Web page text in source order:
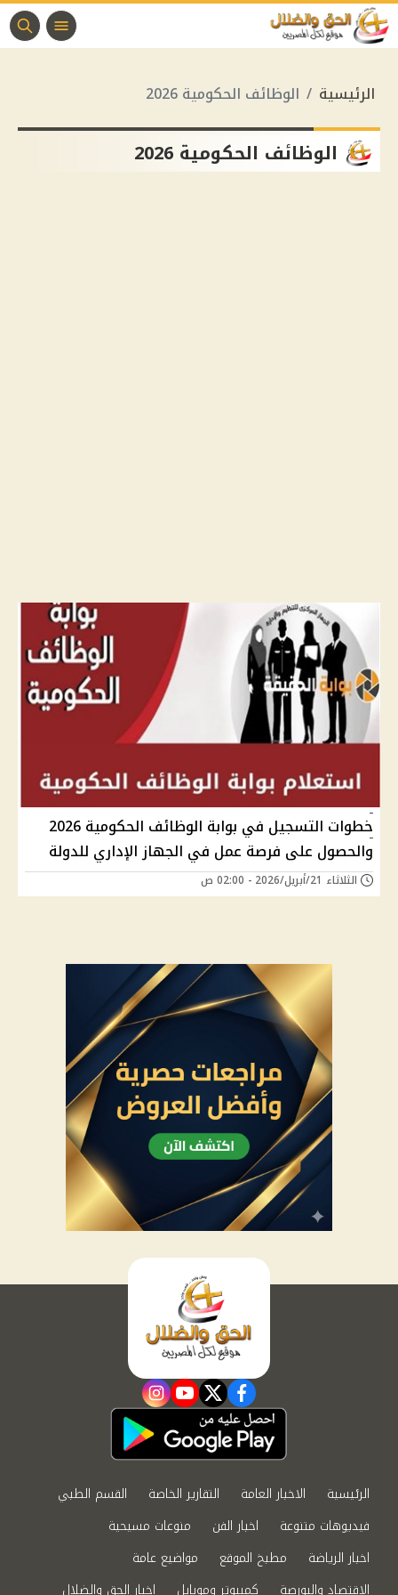
الرئيسية الوظائف الحكومية 2026
الوظائف الحكومية 2026
خطوات التسجيل في بوابة الوظائف الحكومية 2026
والحصول على فرصة عمل في الجهاز الإداري للدولة
الثلاثاء 21/أبريل/2026 - 02:00 ص
facebook
twitter
youtube
instagram
الرئيسية الاخبار العامة التقارير الخاصة
القسم الطبي
فيديوهات متنوعة
اخبار الفن
منوعات مسيحية
اخبار الرياضة
مطبخ الموقع
مواضيع عامة
الاقتصاد والبورصة
كمبيوتر وموبايل اخبار الحق والضلال